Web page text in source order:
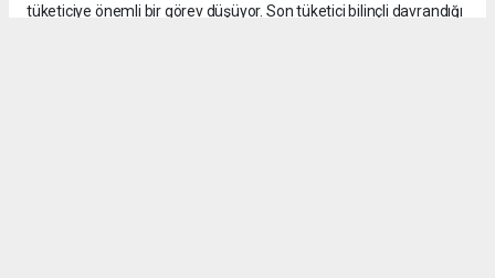
tüketiciye önemli bir görev düşüyor. Son tüketici bilinçli davrandığı